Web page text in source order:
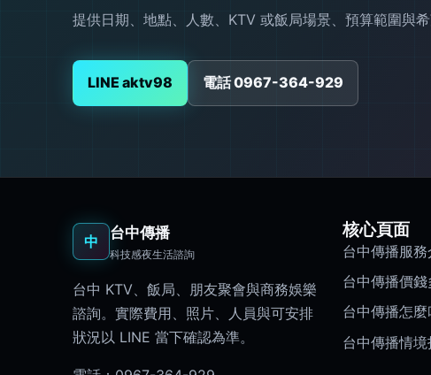
提供日期、地點、人數、KTV 或飯局場景、預算範圍與
LINE aktv98 電話 0967-364-929
中 台中傳播
科技感夜生活諮詢
台中 KTV、飯局、朋友聚會與商務娛樂
諮詢。實際費用、照片、人員與可安排
狀況以 LINE 當下確認為準。
核心頁面
台中傳播服務
台中傳播價
台中傳播怎麼
台中傳播情